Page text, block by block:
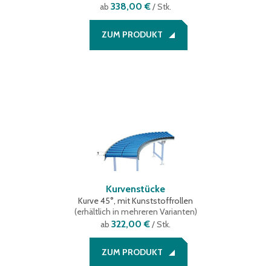
ab 338,00 €/ Stk.
ZUM PRODUKT
Kurvenstücke
Kurve 45°, mit Kunststoffrollen
(erhältlich in mehreren Varianten)
ab 322,00 €/ Stk.
ZUM PRODUKT